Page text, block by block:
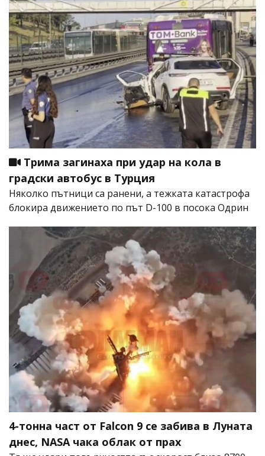
Трима загинаха при удар на кола в
градски автобус в Турция
Няколко пътници са ранени, а тежката катастрофа
блокира движението по път D-100 в посока Одрин
4-тонна част от Falcon 9 се забива в Луната
днес, NASA чака облак от прах